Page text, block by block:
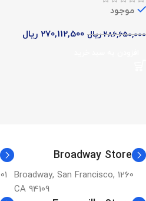
موجود
286,650,000 ریال 270,112,500 ریال
Broadway Store
1260 Broadway, San Francisco,
CA 94109